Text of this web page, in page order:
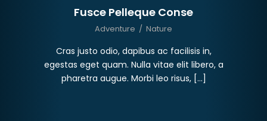
Fusce Pelleque Conse
Adventure / Nature
Cras justo odio, dapibus ac facilisis in,
egestas eget quam. Nulla vitae elit libero, a
pharetra augue. Morbi leo risus, […]